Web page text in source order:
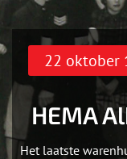
22 oktober
HEMA
Het laatste